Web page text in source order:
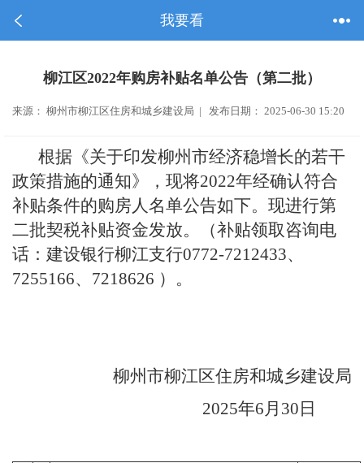
我要看
柳江区2022年购房补贴名单公告（第二批）
来源： 柳州市柳江区住房和城乡建设局 | 发布日期： 2025-06-30 15:20
根据《关于印发柳州市经济稳增长的若干
政策措施的通知》，现将2022年经确认符合
补贴条件的购房人名单公告如下。 现进行第
二批契税补贴资金发放。（补贴领取咨询电
话：建设银行柳江支行0772-7212433、
7255166、 7218626 ）。
柳州市柳江区住房和城乡建设局
2025年6月30日